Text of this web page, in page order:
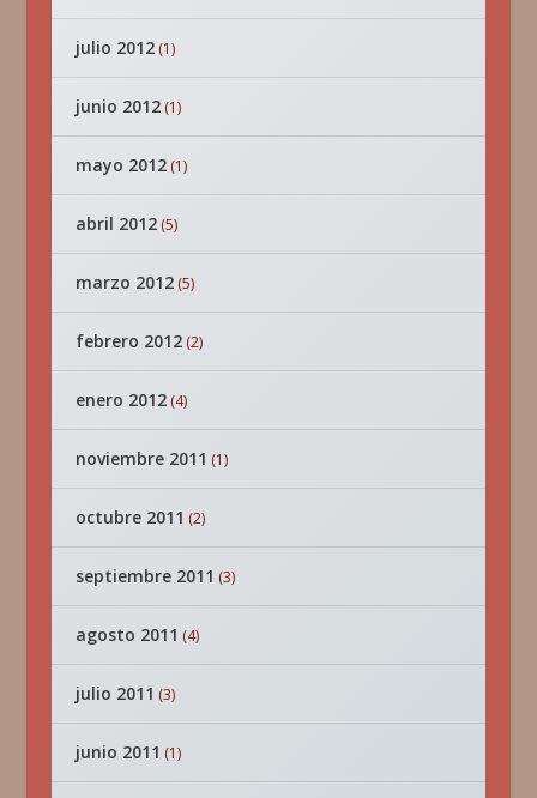
julio 2012(1)
junio 2012(1)
mayo 2012(1)
abril 2012(5)
marzo 2012(5)
febrero 2012(2)
enero 2012(4)
noviembre 2011 (1)
octubre 2011 (2)
septiembre 2011 (3)
agosto 2011 (4)
julio 2011 (3)
junio 2011 (1)